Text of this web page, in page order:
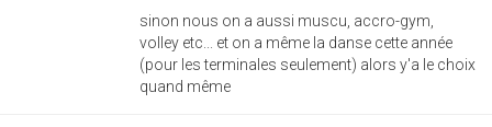
sinon nous on a aussi muscu, accro-gym,
volley etc... et on a même la danse cette année
(pour les terminales seulement) alors y'a le choix
quand même